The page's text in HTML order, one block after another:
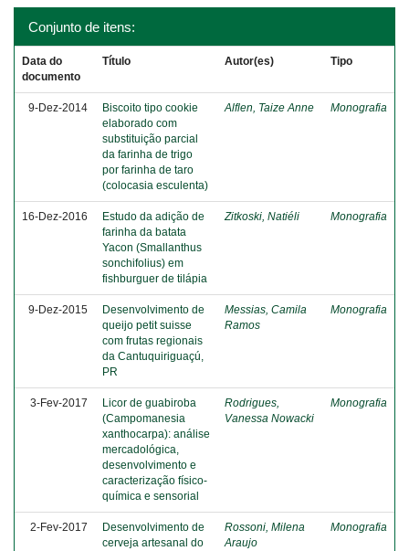
Conjunto de itens:
Data do
documento
Título Autor(es) Tipo
9-Dez-2014
Biscoito tipo cookie
elaborado com
substituição parcial
da farinha de trigo
por farinha de taro
(colocasia esculenta)
Alflen, Taize Anne Monografia
16-Dez-2016
Estudo da adição de
farinha da batata
Yacon (Smallanthus
sonchifolius) em
fishburguer de tilápia
Zitkoski, Natiéli Monografia
9-Dez-2015
Desenvolvimento de
queijo petit suisse
com frutas regionais
da Cantuquiriguaçú,
PR
Messias, Camila
Ramos
Monografia
3-Fev-2017
Licor de guabiroba
(Campomanesia
xanthocarpa): análise
mercadológica,
desenvolvimento e
caracterização físico-
química e sensorial
Rodrigues,
Vanessa Nowacki
Monografia
2-Fev-2017
Desenvolvimento de
cerveja artesanal do
Rossoni, Milena
Araujo
Monografia